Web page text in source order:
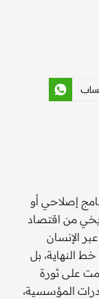
مجرد برنامج إصلاحي أو
من اقتصاد
الإنسان
الذكي. و2030 ليس خط النهاية، بل
على ثورة
بناء القدرات المؤسسية،